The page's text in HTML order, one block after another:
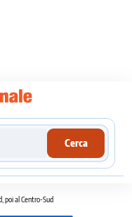
Cerca
poi al Centro-Sud